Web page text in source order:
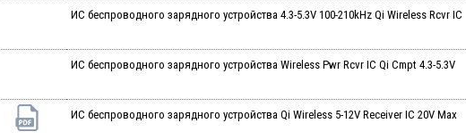
ИС беспроводного зарядного устройства 4.3-5.3V 100-210kHz Qi Wireless Rcvr IC
ИС беспроводного зарядного устройства Wireless Pwr Rcvr IC Qi Cmpt 4.3-5.3V
ИС беспроводного зарядного устройства Qi Wireless 5-12V Receiver IC 20V Max